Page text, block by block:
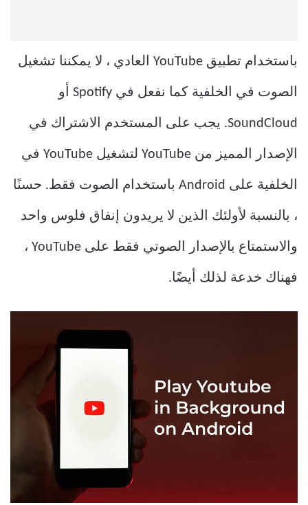
باستخدام تطبيق YouTube العادي ، لا يمكننا تشغيل
الصوت في الخلفية كما نفعل في Spotify أو
SoundCloud. يجب على المستخدم الاشتراك في
الإصدار المميز من YouTube لتشغيل YouTube في
الخلفية على Android باستخدام الصوت فقط. حسنًا
، بالنسبة لأولئك الذين لا يريدون إنفاق فلوس واحد
والاستمتاع بالإصدار الصوتي فقط على YouTube ،
فهناك خدعة لذلك أيضًا.